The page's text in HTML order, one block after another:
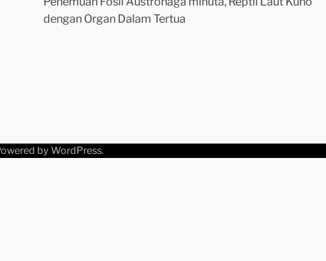
dengan Organ Dalam Tertua
by WordPress.